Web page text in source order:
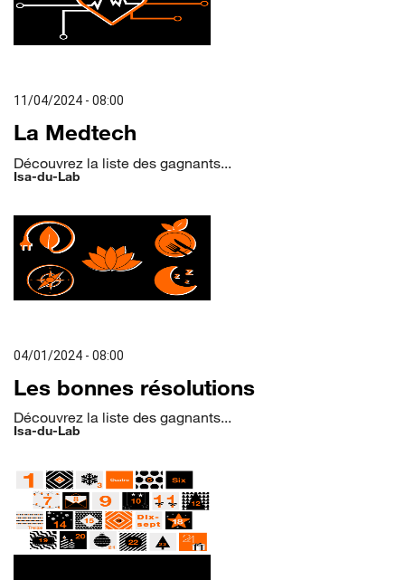
11/04/2024 - 08:00
La Medtech
Découvrez la liste des gagnants...
Isa-du-Lab
04/01/2024 - 08:00
Les bonnes résolutions
Découvrez la liste des gagnants...
Isa-du-Lab